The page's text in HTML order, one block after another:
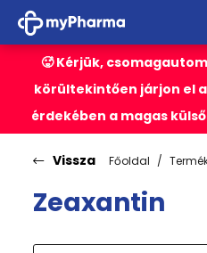
🥵 Kérjük,
körültekintően járjon el
érdekében a magas
Vissza Főoldal
Zeaxantin